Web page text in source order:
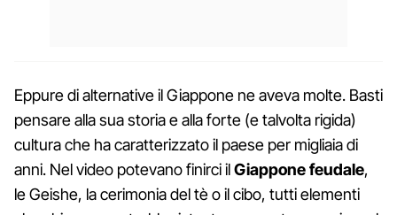
Eppure di alternative il Giappone ne aveva molte. Basti
pensare alla sua storia e alla forte (e talvolta rigida)
cultura che ha caratterizzato il paese per migliaia di
anni. Nel video potevano finirci ilGiappone feudale,
le Geishe, la cerimonia del tè o il cibo, tutti elementi